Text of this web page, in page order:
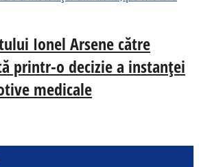
Ionel Arsene către
printr-o decizie a instanței
medicale